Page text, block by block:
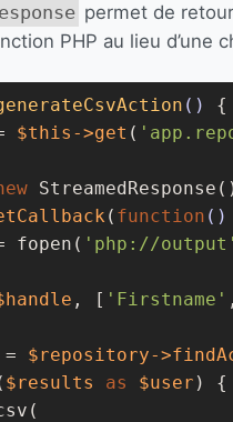
permet de
PHP au lieu d’une
()
{
$this ->get (
( function ()
fopen( 'php://output'
, [ 'Firstname'
= $repository-
$results as $user ) {